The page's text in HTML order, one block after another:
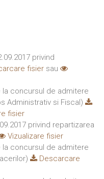
privind
fisier sau
la concursul de admitere
Administrativ si Fiscal)
fisier
privind repartizarea
Vizualizare fisier
la concursul de admitere
Descarcare